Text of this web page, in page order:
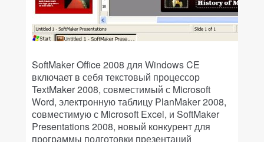
SoftMakerOffice2008 для WindowsCE
включает в себя текстовый процессор
TextMaker2008, совместимый с Microsoft
Word, электронную таблицу PlanMaker2008,
совместимую с Microsoft Excel, и SoftMaker
Presentations2008, новый конкурент для
программы подготовки презентаций